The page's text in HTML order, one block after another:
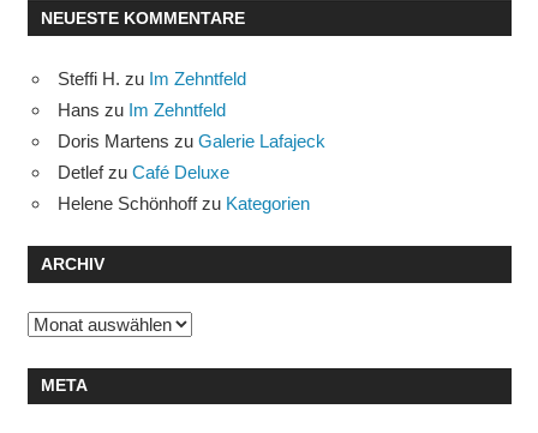
NEUESTE KOMMENTARE
Steffi H. zu Im Zehntfeld
Hans zu Im Zehntfeld
Doris Martens zu Galerie Lafajeck
Detlefzu Café Deluxe
Helene Schönhoffzu Kategorien
ARCHIV
Archiv
META